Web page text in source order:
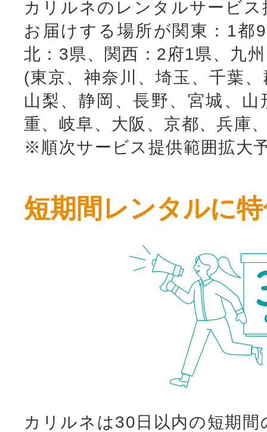
カリルネのレンタルサービ
お届けする場所が関東：1都
北：3県、関西：2府1県、九
(東京、神奈川、埼玉、千葉
山梨、静岡、長野、宮城、
重、岐阜、大阪、京都、兵庫
※順次サービス提供範囲拡大
短期間レンタルに
カリルネは30日以内の短期